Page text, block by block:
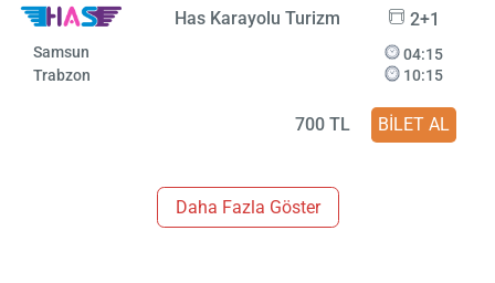
Has Karayolu Turizm 2+1
Samsun
Trabzon
04:15
10:15
700 TL BİLET AL
Daha Fazla Göster